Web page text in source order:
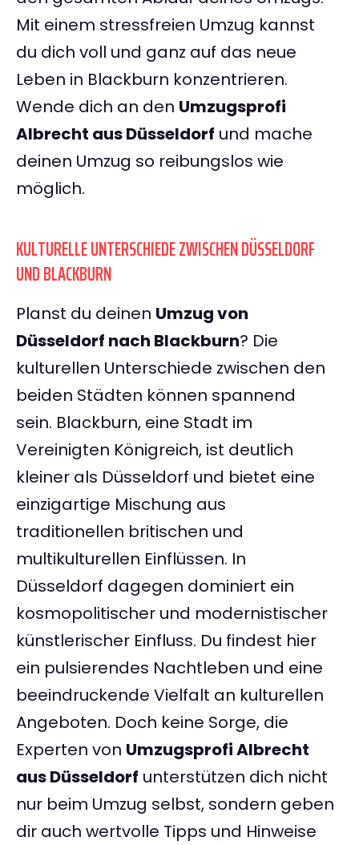
Mit einem stressfreien Umzug kannst
du dich voll und ganz auf das neue
Leben in Blackburn konzentrieren.
Wende dich an den Umzugsprofi
Albrecht aus Düsseldorf und mache
deinen Umzug so reibungslos wie
möglich.
KULTURELLE UNTERSCHIEDE ZWISCHEN DÜSSELDORF
UND BLACKBURN
Planst du deinen Umzug von
Düsseldorf nach Blackburn? Die
kulturellen Unterschiede zwischen den
beiden Städten können spannend
sein. Blackburn, eine Stadt im
Vereinigten Königreich, ist deutlich
kleiner als Düsseldorf und bietet eine
einzigartige Mischung aus
traditionellen britischen und
multikulturellen Einflüssen. In
Düsseldorf dagegen dominiert ein
kosmopolitischer und modernistischer
künstlerischer Einfluss. Du findest hier
ein pulsierendes Nachtleben und eine
beeindruckende Vielfalt an kulturellen
Angeboten. Doch keine Sorge, die
Experten von Umzugsprofi Albrecht
aus Düsseldorf unterstützen dich nicht
nur beim Umzug selbst, sondern geben
dir auch wertvolle Tipps und Hinweise